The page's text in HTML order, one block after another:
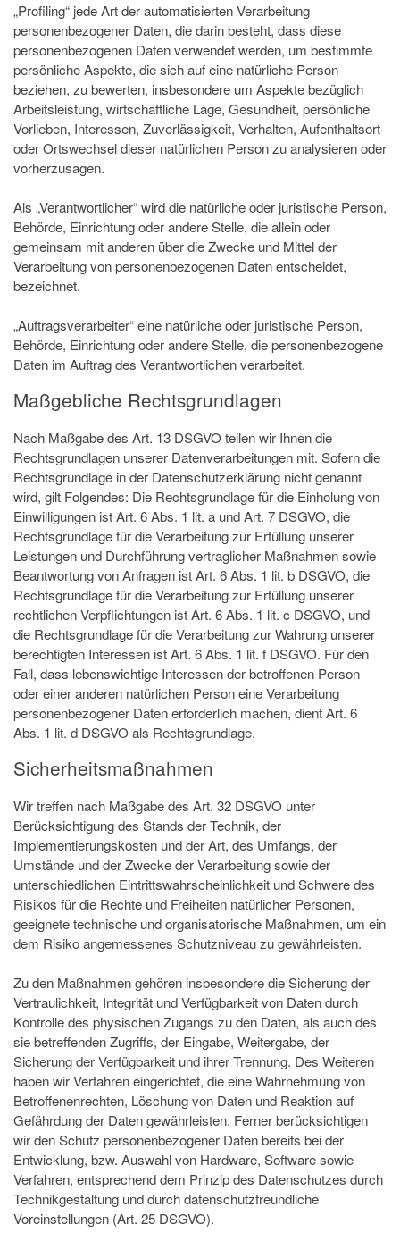
„Profiling“ jede Art der automatisierten Verarbeitung
personenbezogener Daten, die darin besteht, dass diese
personenbezogenen Daten verwendet werden, um bestimmte
persönliche Aspekte, die sich auf eine natürliche Person
beziehen, zu bewerten, insbesondere um Aspekte bezüglich
Arbeitsleistung, wirtschaftliche Lage, Gesundheit, persönliche
Vorlieben, Interessen, Zuverlässigkeit, Verhalten, Aufenthaltsort
oder Ortswechsel dieser natürlichen Person zu analysieren oder
vorherzusagen.
Als „Verantwortlicher“ wird die natürliche oder juristische Person,
Behörde, Einrichtung oder andere Stelle, die allein oder
gemeinsam mit anderen über die Zwecke und Mittel der
Verarbeitung von personenbezogenen Daten entscheidet,
bezeichnet.
„Auftragsverarbeiter“ eine natürliche oder juristische Person,
Behörde, Einrichtung oder andere Stelle, die personenbezogene
Daten im Auftrag des Verantwortlichen verarbeitet.
Maßgebliche Rechtsgrundlagen
Nach Maßgabe des Art. 13 DSGVO teilen wir Ihnen die
Rechtsgrundlagen unserer Datenverarbeitungen mit. Sofern die
Rechtsgrundlage in der Datenschutzerklärung nicht genannt
wird, gilt Folgendes: Die Rechtsgrundlage für die Einholung von
Einwilligungen ist Art. 6 Abs. 1 lit. a und Art. 7 DSGVO, die
Rechtsgrundlage für die Verarbeitung zur Erfüllung unserer
Leistungen und Durchführung vertraglicher Maßnahmen sowie
Beantwortung von Anfragen ist Art. 6 Abs. 1 lit. b DSGVO, die
Rechtsgrundlage für die Verarbeitung zur Erfüllung unserer
rechtlichen Verpflichtungen ist Art. 6 Abs. 1 lit. c DSGVO, und
die Rechtsgrundlage für die Verarbeitung zur Wahrung unserer
berechtigten Interessen ist Art. 6 Abs. 1 lit. f DSGVO. Für den
Fall, dass lebenswichtige Interessen der betroffenen Person
oder einer anderen natürlichen Person eine Verarbeitung
personenbezogener Daten erforderlich machen, dient Art. 6
Abs. 1 lit. d DSGVO als Rechtsgrundlage.
Sicherheitsmaßnahmen
Wir treffen nach Maßgabe des Art. 32 DSGVO unter
Berücksichtigung des Stands der Technik, der
Implementierungskosten und der Art, des Umfangs, der
Umstände und der Zwecke der Verarbeitung sowie der
unterschiedlichen Eintrittswahrscheinlichkeit und Schwere des
Risikos für die Rechte und Freiheiten natürlicher Personen,
geeignete technische und organisatorische Maßnahmen, um ein
dem Risiko angemessenes Schutzniveau zu gewährleisten.
Zu den Maßnahmen gehören insbesondere die Sicherung der
Vertraulichkeit, Integrität und Verfügbarkeit von Daten durch
Kontrolle des physischen Zugangs zu den Daten, als auch des
sie betreffenden Zugriffs, der Eingabe, Weitergabe, der
Sicherung der Verfügbarkeit und ihrer Trennung. Des Weiteren
haben wir Verfahren eingerichtet, die eine Wahrnehmung von
Betroffenenrechten, Löschung von Daten und Reaktion auf
Gefährdung der Daten gewährleisten. Ferner berücksichtigen
wir den Schutz personenbezogener Daten bereits bei der
Entwicklung, bzw. Auswahl von Hardware, Software sowie
Verfahren, entsprechend dem Prinzip des Datenschutzes durch
Technikgestaltung und durch datenschutzfreundliche
Voreinstellungen (Art. 25 DSGVO).